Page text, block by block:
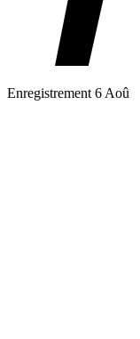
Enregistrement 6 Aoû